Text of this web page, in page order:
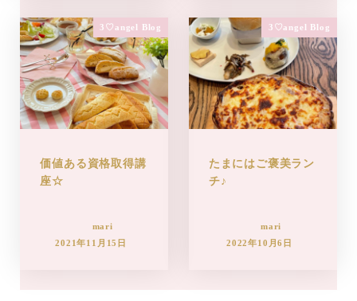
3♡angel Blog
価値ある資格取得講
座☆
mari
2021年11月15日
3♡angel Blog
たまにはご褒美ラン
チ♪
mari
2022年10月6日